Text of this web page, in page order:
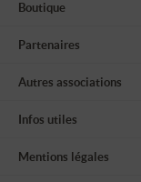
Boutique
Partenaires
Autres associations
Infos utiles
Mentions légales